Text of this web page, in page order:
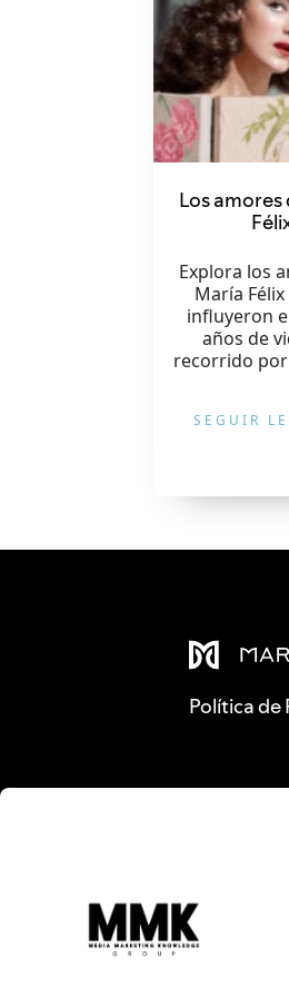
Los amores
Explora los
María
influyeron
años de
recorrido por
SEGUIR
Política de